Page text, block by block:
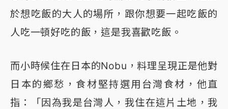
於想吃飯的大人的場所，跟你想要一起吃飯的
人吃一頓好吃的飯，這是我喜歡吃飯。
而小時候住在日本的Nobu，料理呈現正是他對
日本的鄉愁，食材堅持選用台灣食材，他直
指：「因為我是台灣人，我住在這片土地，我